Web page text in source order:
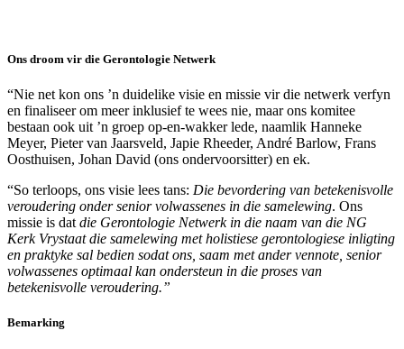
Ons droom vir die Gerontologie Netwerk
“Nie net kon ons ’n duidelike visie en missie vir die netwerk verfyn
en finaliseer om meer inklusief te wees nie, maar ons komitee
bestaan ook uit ’n groep op-en-wakker lede, naamlik Hanneke
Meyer, Pieter van Jaarsveld, Japie Rheeder, André Barlow, Frans
Oosthuisen, Johan David (ons ondervoorsitter) en ek.
“So terloops, ons visie lees tans: Die bevordering van betekenisvolle
veroudering onder senior volwassenes in die samelewing. Ons
missie is dat die Gerontologie Netwerk in die naam van die NG
Kerk Vrystaat die samelewing met holistiese gerontologiese inligting
en praktyke sal bedien sodat ons, saam met ander vennote, senior
volwassenes optimaal kan ondersteun in die proses van
betekenisvolle veroudering.”
Bemarking